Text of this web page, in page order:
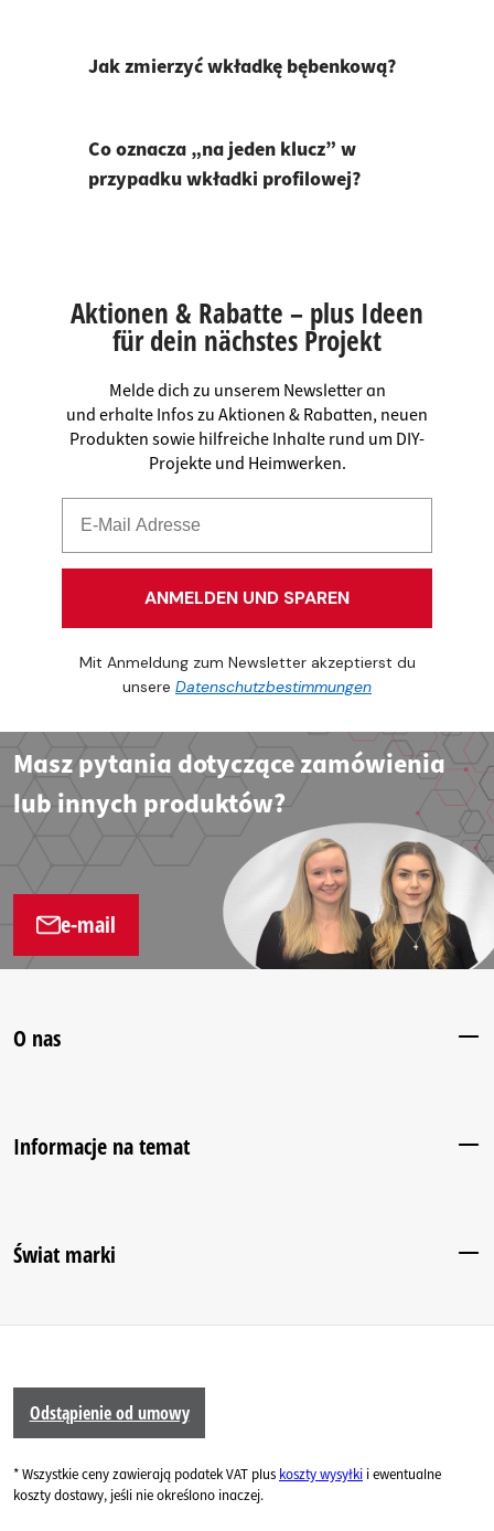
Jak zmierzyć wkładkę bębenkową?
Co oznacza „na jeden klucz” w
przypadku wkładki profilowej?
Aktionen & Rabatte – plus Ideen
für dein nächstes Projekt
Melde dich zu unserem Newsletter an
und erhalte Infos zu Aktionen & Rabatten, neuen
Produkten sowie hilfreiche Inhalte rund um DIY-
Projekte und Heimwerken.
ANMELDEN UND SPAREN
Mit Anmeldung zum Newsletter akzeptierst du
unsere Datenschutzbestimmungen
Masz pytania dotyczące zamówienia
lub innych produktów?
e-mail
O nas
Informacje na temat
Świat marki
Odstąpienie od umowy
* Wszystkie ceny zawierają podatek VAT plus koszty wysyłki i ewentualne
koszty dostawy, jeśli nie określono inaczej.